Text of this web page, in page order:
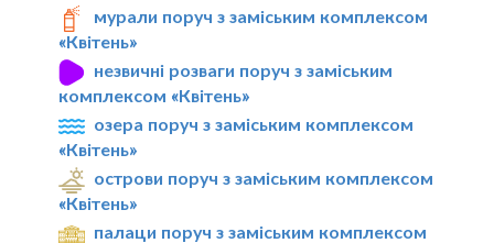
мурали поруч з заміським комплексом
«Квітень»
незвичні розваги поруч з заміським
комплексом «Квітень»
озера поруч з заміським комплексом
«Квітень»
острови поруч з заміським комплексом
«Квітень»
палаци поруч з заміським комплексом